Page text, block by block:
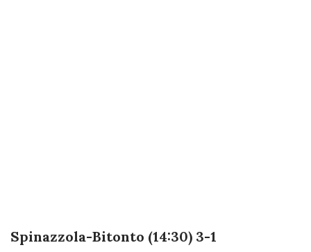
Spinazzola-Bitonto (14:30) 3-1